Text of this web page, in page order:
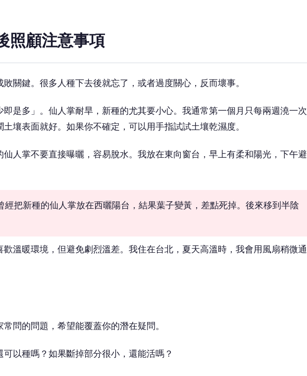
照顧注意事項
關鍵。很多人種下去後就忘了，或者過度關心，反而壞事。
是多」。仙人掌耐旱，新種的尤其要小心。我通常第一個月只每兩週澆一次
壤表面就好。如果你不確定，可以用手指試試土壤乾濕度。
仙人掌不要直接曝曬，容易脫水。我放在東向窗台，早上有柔和陽光，下午避
經把新種的仙人掌放在西曬陽台，結果葉子變黃，差點死掉。後來移到半陰
溫暖環境，但避免劇烈溫差。我住在台北，夏天高溫時，我會用風扇稍微通
問的問題，希望能覆蓋你的潛在疑問。
以種嗎？如果斷掉部分很小，還能活嗎？